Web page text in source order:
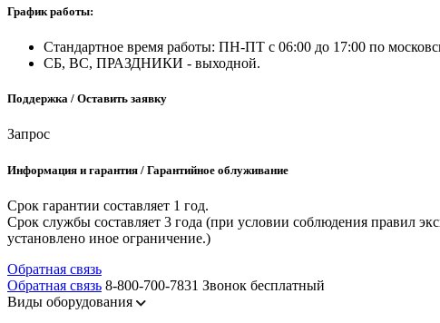
График работы:
Стандартное время работы: ПН-ПТ с 06:00 до 17:00 по
СБ, ВС, ПРАЗДНИКИ - выходной.
Поддержка / Оставить заявку
Запрос
Информация и гарантия / Гарантийное облуживание
Срок гарантии составляет 1 год.
Срок службы составляет 3 года (при условии соблюдения правил
установлено иное ограничение.)
Обратная связь
Обратная связь 8-800-700-7831 Звонок бесплатный
Виды оборудования